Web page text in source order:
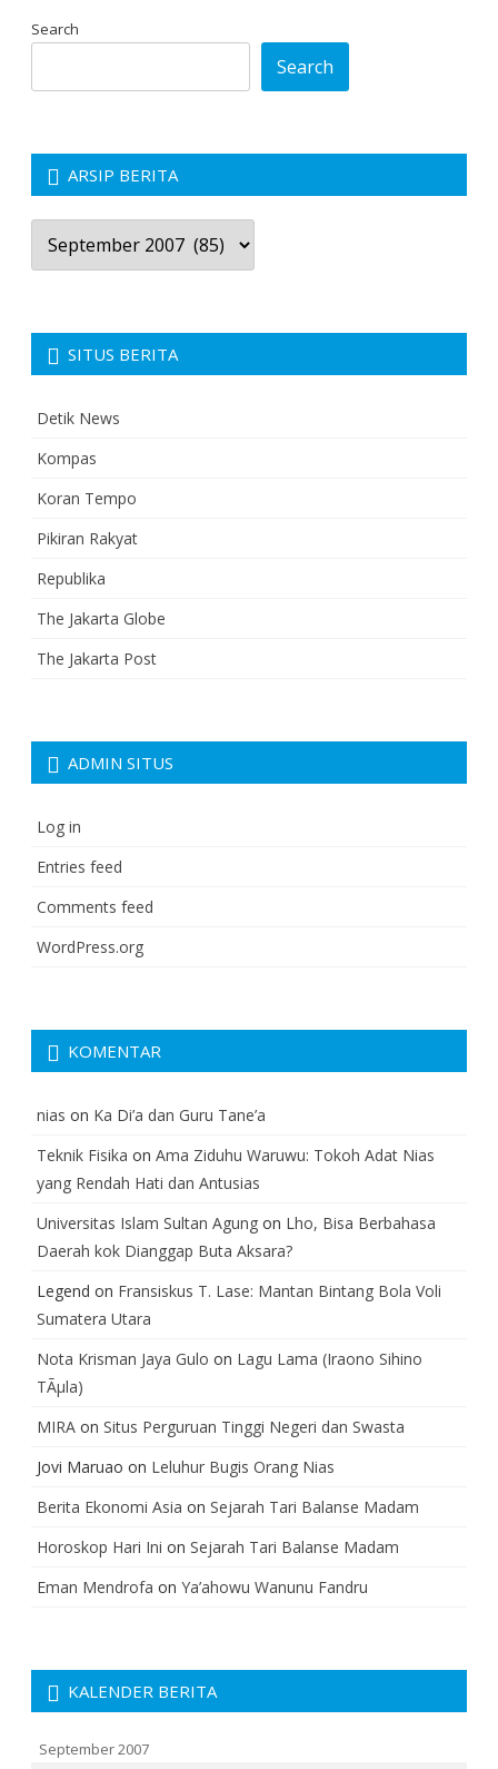
Search
Search
ARSIP BERITA
Arsip
Berita
SITUS BERITA
Detik News
Kompas
Koran Tempo
Pikiran Rakyat
Republika
The Jakarta Globe
The Jakarta Post
ADMIN SITUS
Log in
Entries feed
Comments feed
WordPress.org
KOMENTAR
nias on Ka Di’a dan Guru Tane’a
Teknik Fisika on Ama Ziduhu Waruwu: Tokoh Adat Nias
yang Rendah Hati dan Antusias
Universitas Islam Sultan Agung on Lho, Bisa Berbahasa
Daerah kok Dianggap Buta Aksara?
Legend on Fransiskus T. Lase: Mantan Bintang Bola Voli
Sumatera Utara
Nota Krisman Jaya Gulo on Lagu Lama (Iraono Sihino
TÃµla)
MIRA on Situs Perguruan Tinggi Negeri dan Swasta
Jovi Maruao on Leluhur Bugis Orang Nias
Berita Ekonomi Asia on Sejarah Tari Balanse Madam
Horoskop Hari Ini on Sejarah Tari Balanse Madam
Eman Mendrofa on Ya’ahowu Wanunu Fandru
KALENDER BERITA
September 2007